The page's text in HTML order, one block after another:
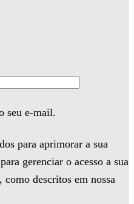
seu e-mail.
para aprimorar a sua
gerenciar o acesso a sua
descritos em nossa